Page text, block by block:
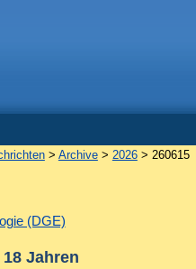
> Archive> 2026> 260615
(DGE)
Jahren